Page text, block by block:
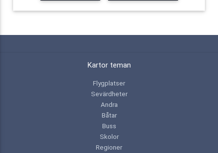
Kartor teman
Flygplatser
Sevärdheter
Andra
Båtar
Buss
Skolor
Regioner